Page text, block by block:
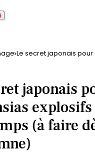
Le secret japonais
japonais
(à faire